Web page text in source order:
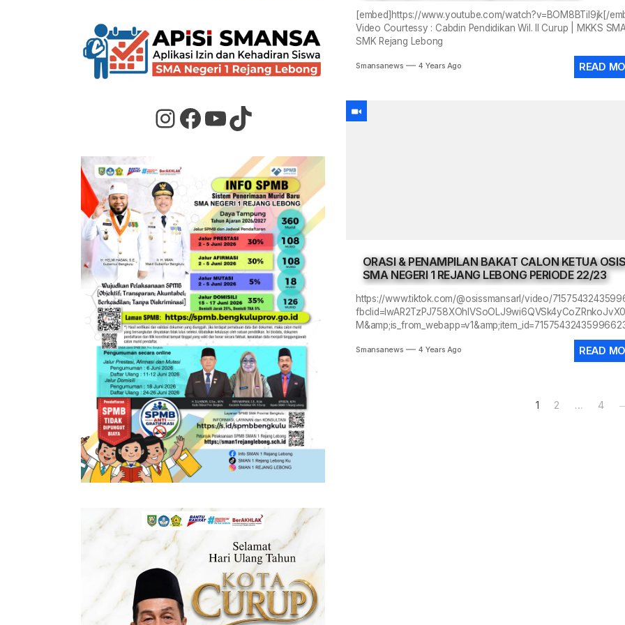
[embed]https://www.youtube.com/watch?v=BOM8BTil9jk[/
Video Courtessy : Cabdin Pendidikan Wil. II Curup | MKKS
SMK Rejang Lebong
Smansanews 4 Years Ago READ
ORASI & PENAMPILAN BAKAT CALON KETUA
SMA NEGERI 1 REJANG LEBONG PERIODE 22/23
https://www.tiktok.com/@osissmansarl/video/
Smansanews 4 Years Ago READ
1 2 … 4
Instagram
Facebook
YouTube
TikTok